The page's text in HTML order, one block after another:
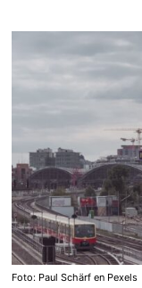
Foto: Paul Schärf en Pexels